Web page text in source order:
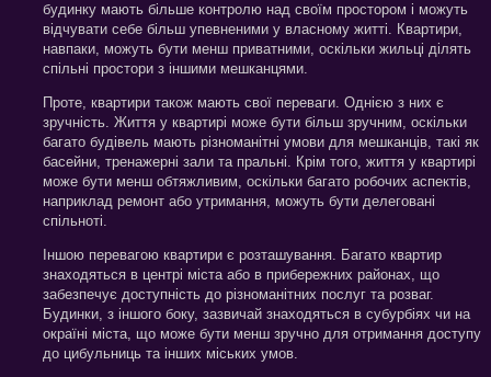
будинку мають більше контролю над своїм простором і можуть
відчувати себе більш упевненими у власному житті. Квартири,
навпаки, можуть бути менш приватними, оскільки жильці ділять
спільні простори з іншими мешканцями.
Проте, квартири також мають свої переваги. Однією з них є
зручність. Життя у квартирі може бути більш зручним, оскільки
багато будівель мають різноманітні умови для мешканців, такі як
басейни, тренажерні зали та пральні. Крім того, життя у квартирі
може бути менш обтяжливим, оскільки багато робочих аспектів,
наприклад ремонт або утримання, можуть бути делеговані
спільноті.
Іншою перевагою квартири є розташування. Багато квартир
знаходяться в центрі міста або в прибережних районах, що
забезпечує доступність до різноманітних послуг та розваг.
Будинки, з іншого боку, зазвичай знаходяться в субурбіях чи на
окраїні міста, що може бути менш зручно для отримання доступу
до цибульниць та інших міських умов.